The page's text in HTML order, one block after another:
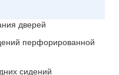
дверей
перфорированной
сидений